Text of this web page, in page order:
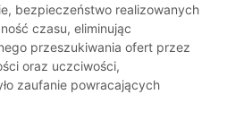
bezpieczeństwo realizowanych
czasu, eliminując
przeszukiwania ofert przez
oraz uczciwości,
zaufanie powracających